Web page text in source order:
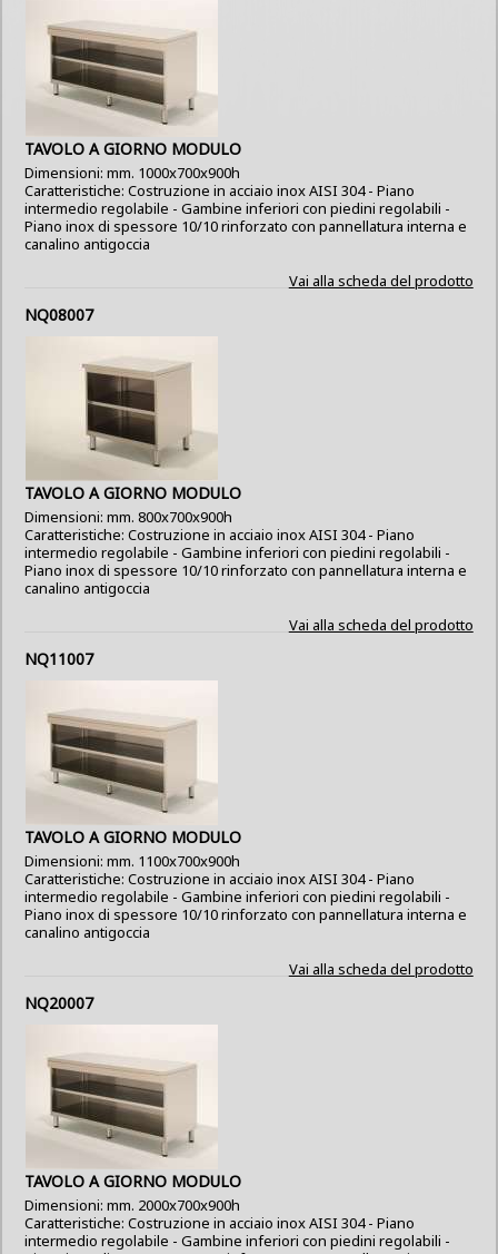
TAVOLO A GIORNO MODULO
Dimensioni: mm. 1000x700x900h
Caratteristiche: Costruzione in acciaio inox AISI 304 - Piano
intermedio regolabile - Gambine inferiori con piedini regolabili -
Piano inox di spessore 10/10 rinforzato con pannellatura interna e
canalino antigoccia
Vai alla scheda del prodotto
NQ08007
TAVOLO A GIORNO MODULO
Dimensioni: mm. 800x700x900h
Caratteristiche: Costruzione in acciaio inox AISI 304 - Piano
intermedio regolabile - Gambine inferiori con piedini regolabili -
Piano inox di spessore 10/10 rinforzato con pannellatura interna e
canalino antigoccia
Vai alla scheda del prodotto
NQ11007
TAVOLO A GIORNO MODULO
Dimensioni: mm. 1100x700x900h
Caratteristiche: Costruzione in acciaio inox AISI 304 - Piano
intermedio regolabile - Gambine inferiori con piedini regolabili -
Piano inox di spessore 10/10 rinforzato con pannellatura interna e
canalino antigoccia
Vai alla scheda del prodotto
NQ20007
TAVOLO A GIORNO MODULO
Dimensioni: mm. 2000x700x900h
Caratteristiche: Costruzione in acciaio inox AISI 304 - Piano
intermedio regolabile - Gambine inferiori con piedini regolabili -